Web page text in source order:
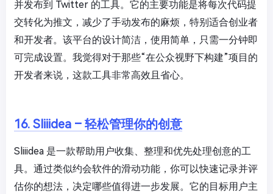
并发布到 Twitter 的工具。它的主要功能是将每次代码提
交转化为推文，减少了手动发布的麻烦，特别适合创业者
和开发者。该平台的设计简洁，使用简单，只需一分钟即
可完成设置。我觉得对于那些“在公众视野下构建”项目的
开发者来说，这款工具非常高效且省心。
16. Sliiidea – 轻松管理你的创意
Sliiidea 是一款帮助用户收集、整理和优先处理创意的工
具。通过类似约会软件的滑动功能，你可以快速记录并评
估你的想法，决定哪些值得进一步发展。它的目标用户主